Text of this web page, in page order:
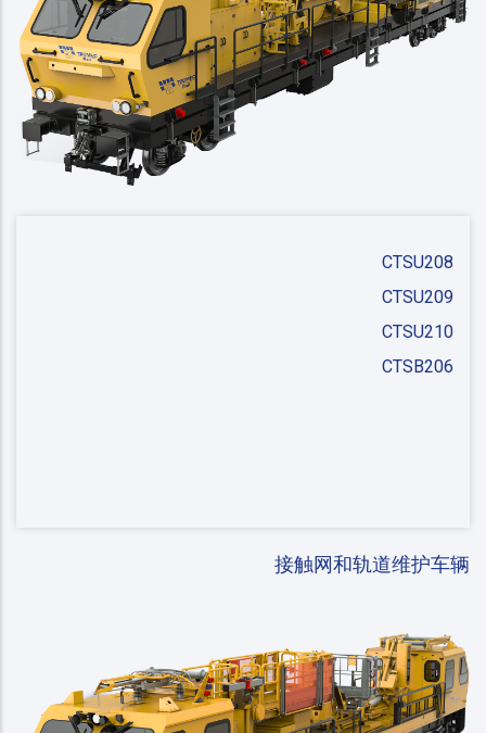
CTSU208
CTSU209
CTSU210
CTSB206
接触网和轨道维护车辆